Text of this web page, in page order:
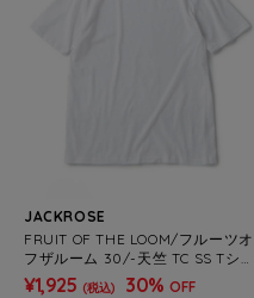
JACKROSE
FRUIT OF THE LOOM/フルーツオ
フザルーム 30/-天竺 TC SS Tシ
ャツ 3Pパック(MENS)
¥1,925 (税込) 30% OFF